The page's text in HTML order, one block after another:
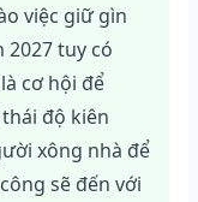
việc giữ gìn
2027 tuy có
cơ hội để
độ kiên
xông nhà để
sẽ đến với